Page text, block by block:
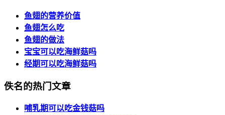
鱼翅的营养价值
鱼翅怎么吃
鱼翅的做法
宝宝可以吃海鲜菇吗
经期可以吃海鲜菇吗
佚名的热门文章
哺乳期可以吃金钱菇吗